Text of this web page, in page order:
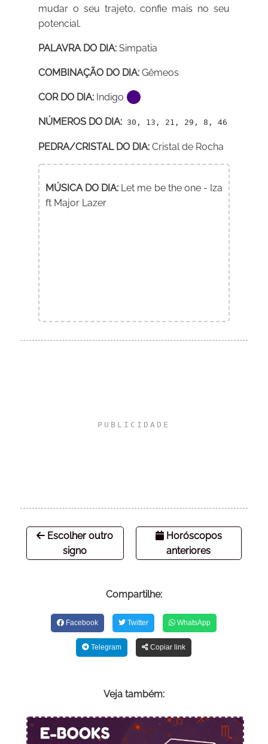
mudar o seu trajeto, confie mais no seu
potencial.
PALAVRA DO DIA: Simpatia
COMBINAÇÃO DO DIA: Gêmeos
COR DO DIA: Indigo
NÚMEROS DO DIA: 30, 13, 21, 29, 8, 46
PEDRA/CRISTAL DO DIA: Cristal de Rocha
MÚSICA DO DIA: Let me be the one - Iza
ft Major Lazer
Escolher outro
signo
Horóscopos
anteriores
Compartilhe:
Facebook Twitter WhatsApp
Telegram Copiar link
Veja também: